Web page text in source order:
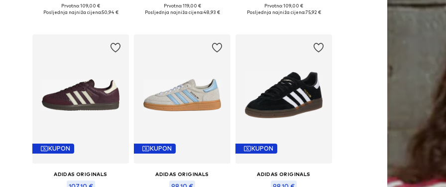
Dostupno u više veličina
Prvotno: 109,00 €
Posljednja najniža cijena:50,94 €
Dostupno u više veličina
Prvotno: 119,00 €
Posljednja najniža cijena:48,93 €
Dostupno u više veličina
Prvotno: 109,00 €
Posljednja najniža cijena:75,92 €
KUPON
ADIDAS ORIGINALS
KUPON
ADIDAS ORIGINALS
KUPON
ADIDAS ORIGINALS